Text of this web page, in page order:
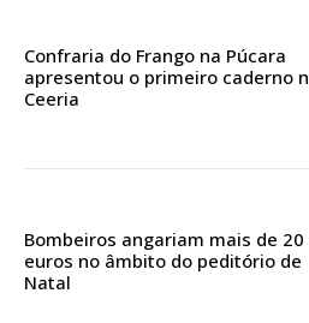
12
Confraria do Frango na Púcara
apresentou o primeiro caderno
Ceeria
Bombeiros angariam mais de 20
euros no âmbito do peditório de
Natal